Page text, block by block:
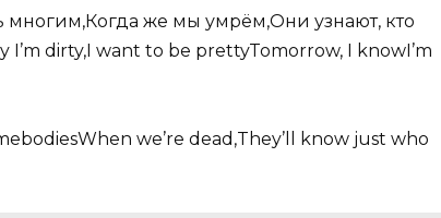
многим,Когда же мы умрём,Они узнают, кто
want to be prettyTomorrow, I knowI’m
we’re dead,They’ll know just who